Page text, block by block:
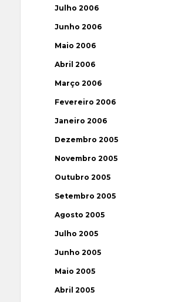
Julho 2006
Junho 2006
Maio 2006
Abril 2006
Março 2006
Fevereiro 2006
Janeiro 2006
Dezembro 2005
Novembro 2005
Outubro 2005
Setembro 2005
Agosto 2005
Julho 2005
Junho 2005
Maio 2005
Abril 2005